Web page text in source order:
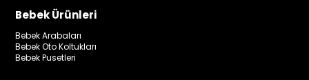
Bebek Ürünleri
Bebek Arabaları
Bebek Oto Koltukları
Bebek Pusetleri